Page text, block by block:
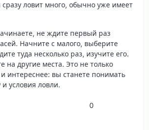
сразу ловит много, обычно уже имеет
не ждите первый раз
Начните с малого, выберите
туда несколько раз, изучите его.
на другие места. Это не только
интереснее: вы станете понимать
условия ловли.
0